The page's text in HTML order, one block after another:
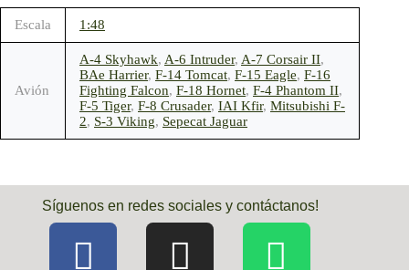
Escala 1:48
Avión
A-4 Skyhawk, A-6 Intruder, A-7 Corsair II,
BAe Harrier, F-14 Tomcat, F-15 Eagle, F-16
Fighting Falcon, F-18 Hornet, F-4 Phantom II,
F-5 Tiger, F-8 Crusader, IAI Kfir, Mitsubishi F-
2, S-3 Viking, Sepecat Jaguar
Síguenos en redes sociales y contáctanos!